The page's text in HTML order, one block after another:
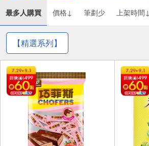
最多人購買 價格↓ 筆劃少 上架時間↓
【精選系列】